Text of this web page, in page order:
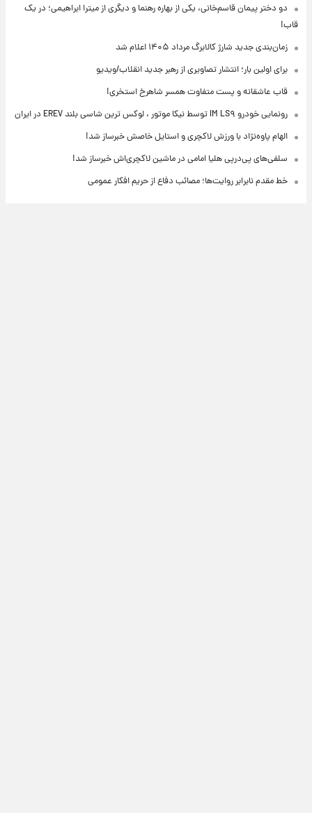
دو دختر پیمان قاسم‌خانی، یکی از بهاره رهنما و دیگری از میترا ابراهیمی؛ در یک
قاب!
زمان‌بندی جدید شارژ کالابرگ مرداد ۱۴۰۵ اعلام شد
برای اولین بار؛ انتشار تصاویری از رهبر جدید انقلاب/ویدیو
قاب عاشقانه و پست متفاوت همسر شاهرخ استخری!
رونمایی خودرو IM LS۹ توسط نیکا موتور ، لوکس ترین شاسی بلند EREV در ایران
الهام پاوه‌نژاد با ورزش لاکچری و استایل خاصش خبرساز شد!
سلفی‌های پی‌درپی هلیا امامی در ماشین لاکچری‌اش خبرساز شد!
خط مقدم نابرابر روایت‌ها؛ مصائب دفاع از حریم افکار عمومی